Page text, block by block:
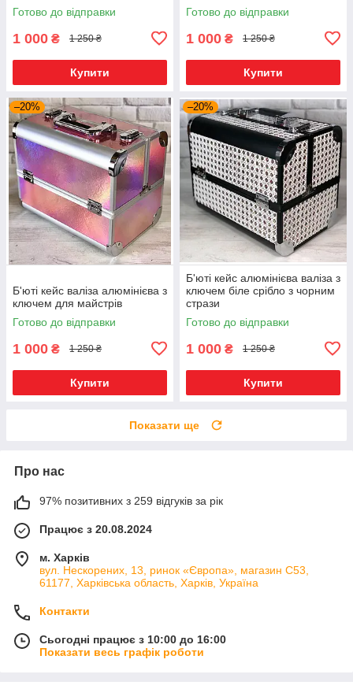
Готово до відправки
1 000 ₴ 1 250 ₴
Купити
Готово до відправки
1 000 ₴ 1 250 ₴
Купити
–20%
Б'юті кейс валіза алюмінієва з
ключем для майстрів
Готово до відправки
1 000 ₴ 1 250 ₴
Купити
–20%
Б'юті кейс алюмінієва валіза з
ключем біле срібло з чорним
стрази
Готово до відправки
1 000 ₴ 1 250 ₴
Купити
Показати ще
Про нас
97% позитивних з 259 відгуків за рік
Працює з 20.08.2024
м. Харків
вул. Нескорених, 13, ринок «Європа», магазин С53,
61177, Харківська область, Харків, Україна
Контакти
Сьогодні працює з 10:00 до 16:00
Показати весь графік роботи